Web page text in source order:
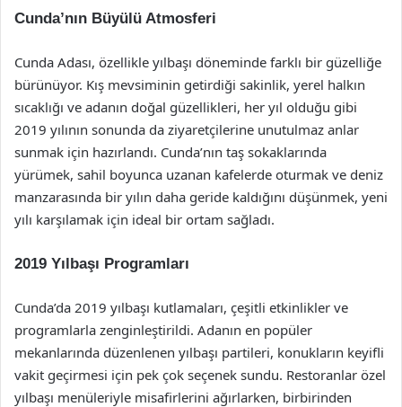
Cunda’nın Büyülü Atmosferi
Cunda Adası, özellikle yılbaşı döneminde farklı bir güzelliğe
bürünüyor. Kış mevsiminin getirdiği sakinlik, yerel halkın
sıcaklığı ve adanın doğal güzellikleri, her yıl olduğu gibi
2019 yılının sonunda da ziyaretçilerine unutulmaz anlar
sunmak için hazırlandı. Cunda’nın taş sokaklarında
yürümek, sahil boyunca uzanan kafelerde oturmak ve deniz
manzarasında bir yılın daha geride kaldığını düşünmek, yeni
yılı karşılamak için ideal bir ortam sağladı.
2019 Yılbaşı Programları
Cunda’da 2019 yılbaşı kutlamaları, çeşitli etkinlikler ve
programlarla zenginleştirildi. Adanın en popüler
mekanlarında düzenlenen yılbaşı partileri, konukların keyifli
vakit geçirmesi için pek çok seçenek sundu. Restoranlar özel
yılbaşı menüleriyle misafirlerini ağırlarken, birbirinden